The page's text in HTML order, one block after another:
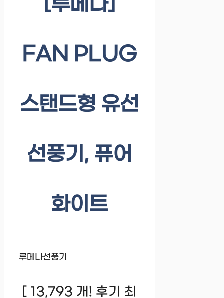
FAN PLUG
스탠드형 유선
선풍기, 퓨어
화이트
루메나선풍기
[ 13,793 개! 후기 최